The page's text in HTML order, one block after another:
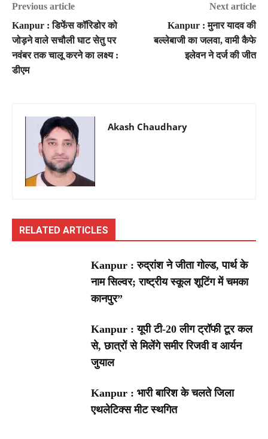
Previous article
Kanpur : डिफेंस कॉरिडोर को
जोड़ने वाले सचौली घाट सेतु पर
नवंबर तक चालू करने का लक्ष्य :
डीएम
Next article
Kanpur : मुनार यादव की
बल्लेबाजी का जलवा, वामी कैफे
इलेवन ने दर्ज की जीत
Akash Chaudhary
RELATED ARTICLES
Kanpur : रुद्रांश ने जीता गोल्ड, पार्थ के
नाम सिल्वर; राष्ट्रीय स्कूल शूटिंग में चमका
कानपुर”
Kanpur : यूपी टी-20 लीग ट्रॉफी टूर कल
से, छात्रों से मिलेंगे समीर रिजवी व आर्यन
जुयाल
Kanpur : भारी बारिश के चलते जिला
एथलेटिक्स मीट स्थगित